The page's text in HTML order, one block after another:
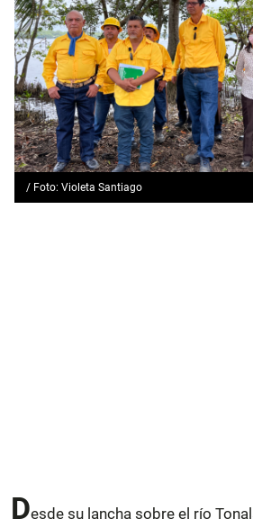
/ Foto: Violeta Santiago
Desde su lancha sobre el río